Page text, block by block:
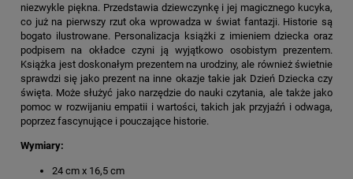
niezwykle piękna. Przedstawia dziewczynkę i jej magicznego kucyka,
co już na pierwszy rzut oka wprowadza w świat fantazji. Historie są
bogato ilustrowane. Personalizacja książki z imieniem dziecka oraz
podpisem na okładce czyni ją wyjątkowo osobistym prezentem.
Książka jest doskonałym prezentem na urodziny, ale również świetnie
sprawdzi się jako prezent na inne okazje takie jak Dzień Dziecka czy
święta. Może służyć jako narzędzie do nauki czytania, ale także jako
pomoc w rozwijaniu empatii i wartości, takich jak przyjaźń i odwaga,
poprzez fascynujące i pouczające historie.
Wymiary:
24 cm x 16,5 cm